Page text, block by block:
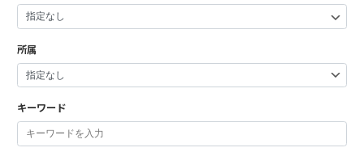
所属
キーワード